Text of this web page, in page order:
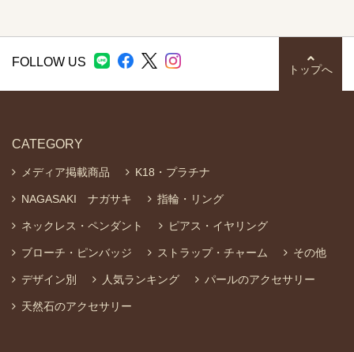
FOLLOW US
トップへ
CATEGORY
メディア掲載商品 K18・プラチナ
NAGASAKI ナガサキ 指輪・リング
ネックレス・ペンダント ピアス・イヤリング
ブローチ・ピンバッジ ストラップ・チャーム その他
デザイン別 人気ランキング パールのアクセサリー
天然石のアクセサリー